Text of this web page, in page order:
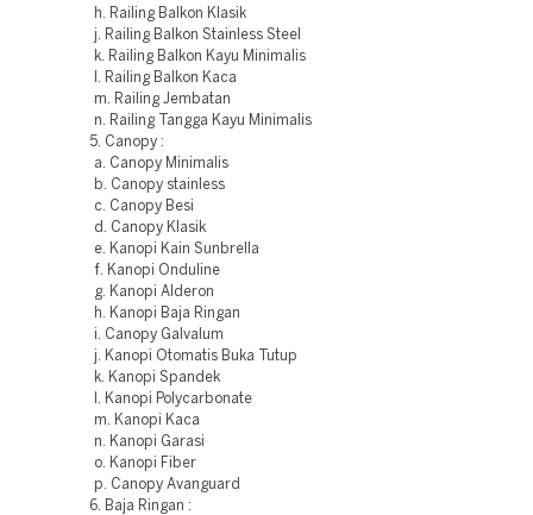
h. Railing Balkon Klasik
j. Railing Balkon Stainless Steel
k. Railing Balkon Kayu Minimalis
l. Railing Balkon Kaca
m. Railing Jembatan
n. Railing Tangga Kayu Minimalis
5. Canopy :
a. Canopy Minimalis
b. Canopy stainless
c. Canopy Besi
d. Canopy Klasik
e. Kanopi Kain Sunbrella
f. Kanopi Onduline
g. Kanopi Alderon
h. Kanopi Baja Ringan
i. Canopy Galvalum
j. Kanopi Otomatis Buka Tutup
k. Kanopi Spandek
l. Kanopi Polycarbonate
m. Kanopi Kaca
n. Kanopi Garasi
o. Kanopi Fiber
p. Canopy Avanguard
6. Baja Ringan :